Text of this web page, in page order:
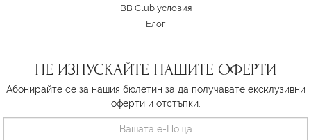
BB Club условия
Блог
НЕ ИЗПУСКАЙТЕ НАШИТЕ ОФЕРТИ
Абонирайте се за нашия бюлетин за да получавате ексклузивни
оферти и отстъпки.